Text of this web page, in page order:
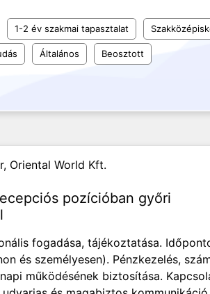
1-2 év szakmai tapasztalat
Általános Beosztott
Oriental World Kft.
pozícióban győri
fogadása, tájékoztatása.
és személyesen). Pénzkezelés,
működésének biztosítása.